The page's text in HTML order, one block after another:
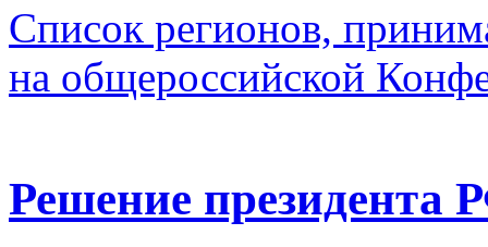
Список регионов,
на общероссийской
Решение президента